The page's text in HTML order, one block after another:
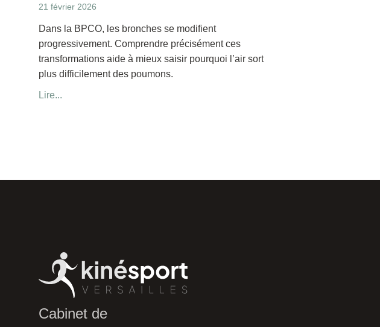
21 février 2026
Dans la BPCO, les bronches se modifient
progressivement. Comprendre précisément ces
transformations aide à mieux saisir pourquoi l’air sort
plus difficilement des poumons.
Lire...
Cabinet de